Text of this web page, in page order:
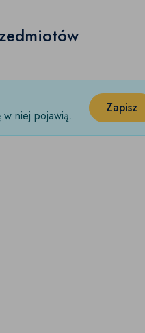
niej pojawią.
Zapisz